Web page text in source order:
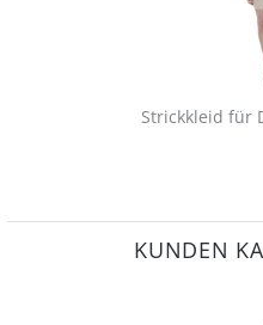
Strickkleid für
KUNDEN